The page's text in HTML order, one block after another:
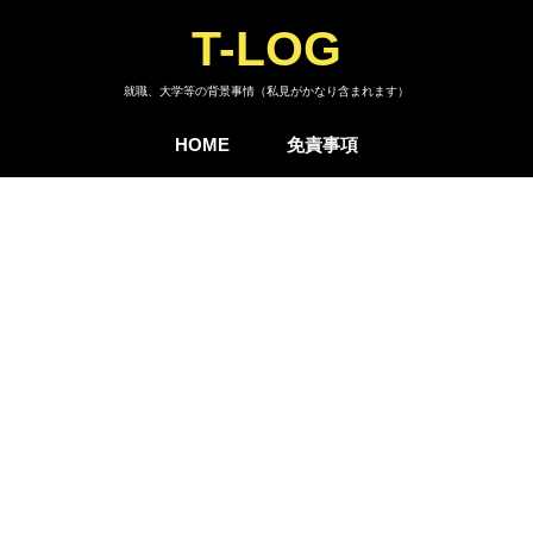
T-LOG
就職、大学等の背景事情（私見がかなり含まれます）
HOME 免責事項